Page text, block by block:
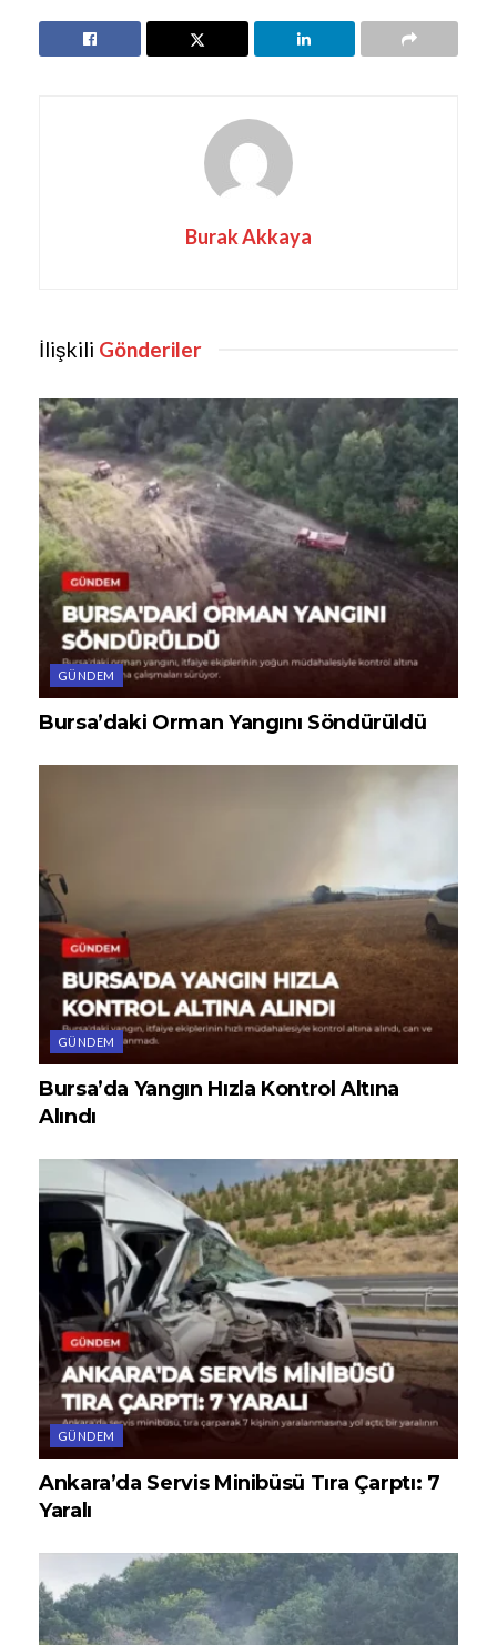
Burak Akkaya
İlişkili Gönderiler
GÜNDEM
Bursa’daki Orman Yangını Söndürüldü
GÜNDEM
Bursa’da Yangın Hızla Kontrol Altına
Alındı
GÜNDEM
Ankara’da Servis Minibüsü Tıra Çarptı: 7
Yaralı